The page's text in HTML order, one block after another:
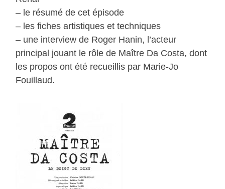
– le résumé de cet épisode
– les fiches artistiques et techniques
– une interview de Roger Hanin, l’acteur
principal jouant le rôle de Maître Da Costa, dont
les propos ont été recueillis par Marie-Jo
Fouillaud.